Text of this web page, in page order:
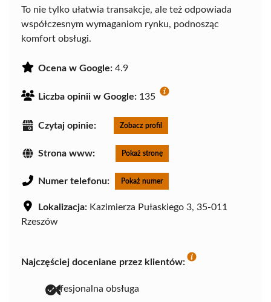
To nie tylko ułatwia transakcje, ale też odpowiada
współczesnym wymaganiom rynku, podnosząc
komfort obsługi.
Ocena w Google: 4.9
Liczba opinii w Google: 135
Czytaj opinie: Zobacz profil
Strona www: Pokaż stronę
Numer telefonu: Pokaż numer
Lokalizacja: Kazimierza Pułaskiego 3, 35-011
Rzeszów
Najczęściej doceniane przez klientów:
profesjonalna obsługa